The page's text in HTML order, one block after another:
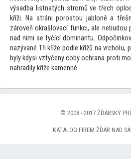
výsadba listnatých stromů ve třech
kříži. Na stráni porostou jabloně a
zároveň okrašlovací funkci, ale nebudou
nad nimi se tyčící dominantu.
nazývané Tři kříže podle křížů na vrcholu,
byly kdysi vztyčeny coby ochrana proti
nahradily kříže kamenné.
© 2008 - 2017 ŽĎÁRSKÝ
KATALOG FIREM ŽĎÁR NAD